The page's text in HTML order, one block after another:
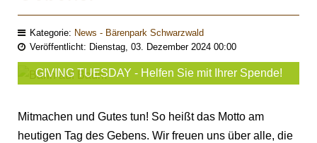
Kategorie: News - Bärenpark Schwarzwald
Veröffentlicht: Dienstag, 03. Dezember 2024 00:00
GIVING TUESDAY - Helfen Sie mit Ihrer Spende!
Mitmachen und Gutes tun! So heißt das Motto am
heutigen Tag des Gebens. Wir freuen uns über alle, die